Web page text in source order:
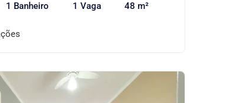
1 Banheiro 1 Vaga 48 m²